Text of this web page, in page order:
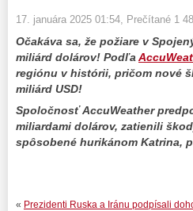
17. januára 2025 01:54 , Prečítané 1
Očakáva sa, že požiare v
miliárd dolárov! Podľa
regiónu v histórii, pričom nové
miliárd USD!
Spoločnosť AccuWeather
miliardami dolárov, zatienili
spôsobené hurikánom Katrina,
« Prezidenti Ruska a Iránu podpísali